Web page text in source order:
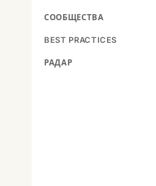
СООБЩЕСТВА
BEST PRACTICES
РАДАР